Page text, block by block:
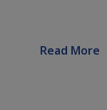
Read More